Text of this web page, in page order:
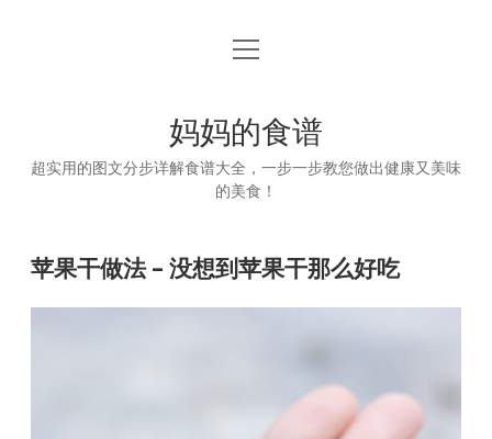
首页
open
妈妈的食谱
超实用的图文分步详解食谱大全，一步一步教您做出健康又美味
的美食！
苹果干做法 – 没想到苹果干那么好吃